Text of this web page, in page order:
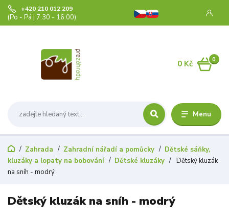
Menu
+420 210 012 209
(Po - Pá | 7:30 - 16:00)
0
0 Kč
Zahrada Zahradní nářadí a pomůcky
Dětské sáňky,
kluzáky a lopaty na bobování
Dětské kluzáky
Dětský kluzák
na sníh - modrý
Dětský kluzák na sníh - modrý